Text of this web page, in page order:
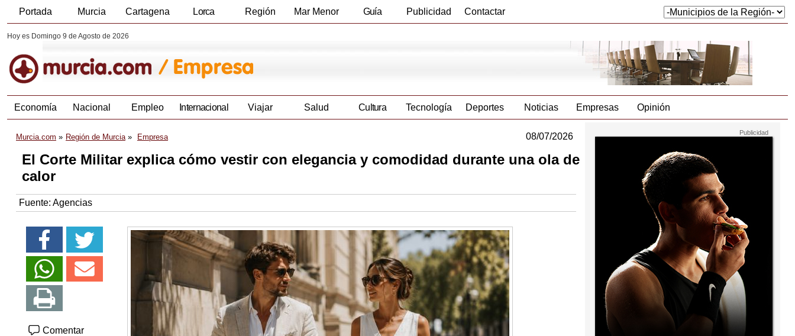
Portada Murcia Cartagena Lorca Región Mar Menor Guía Publicidad Contactar
Hoy es Domingo 9 de Agosto de 2026
Economía Nacional Empleo Internacional Viajar Salud Cultura Tecnología Deportes Noticias Empresas Opinión
Murcia.com Región de Murcia Empresa 08/07/2026
El Corte Militar explica cómo vestir con elegancia y comodidad durante una ola de
calor
Fuente: Agencias
Comentar